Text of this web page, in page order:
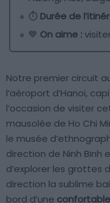
⏱ Durée de
💙 On aime :
Notre premier circuit
l’aéroport d’Hanoi,
l’occasion de visiter
mausolée de Ho Chi
le musée
direction de Ninh Binh
d’explorer les grottes
direction la sublime
bord d’une